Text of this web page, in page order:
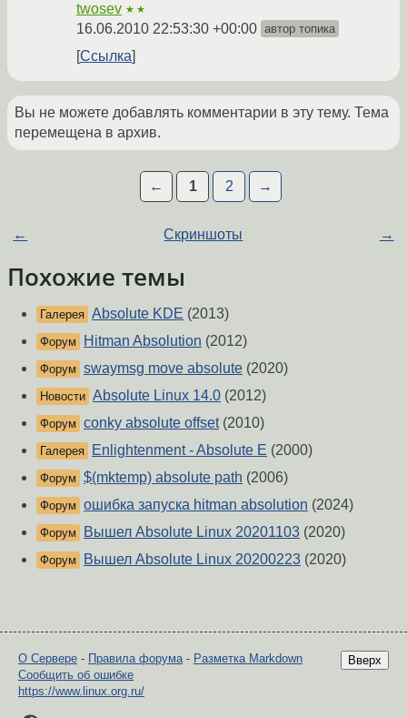
twosev ★★
16.06.2010 22:53:30 +00:00 автор топика
Ссылка
Вы не можете добавлять комментарии в эту тему. Тема
перемещена в архив.
← 1 2 →
← Скриншоты →
Похожие темы
Галерея Absolute KDE (2013)
Форум Hitman Absolution (2012)
Форум swaymsg move absolute (2020)
Новости Absolute Linux 14.0 (2012)
Форум conky absolute offset(2010)
Галерея Enlightenment - Absolute E (2000)
Форум $(mktemp) absolute path (2006)
Форум ошибка запуска hitman absolution (2024)
Форум Вышел Absolute Linux 20201103 (2020)
Форум Вышел Absolute Linux 20200223 (2020)
Вверх
О Сервере - Правила форума- Разметка Markdown
Сообщить об ошибке
https://www.linux.org.ru/